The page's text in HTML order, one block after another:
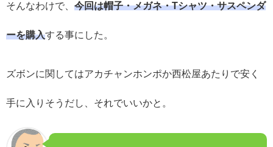
そんなわけで、 今回は帽子・メガネ・Tシャツ・サスペンダ
ーを購入する事にした。
ズボンに関してはアカチャンホンポか西松屋あたりで安く
手に入りそうだし、それでいいかと。